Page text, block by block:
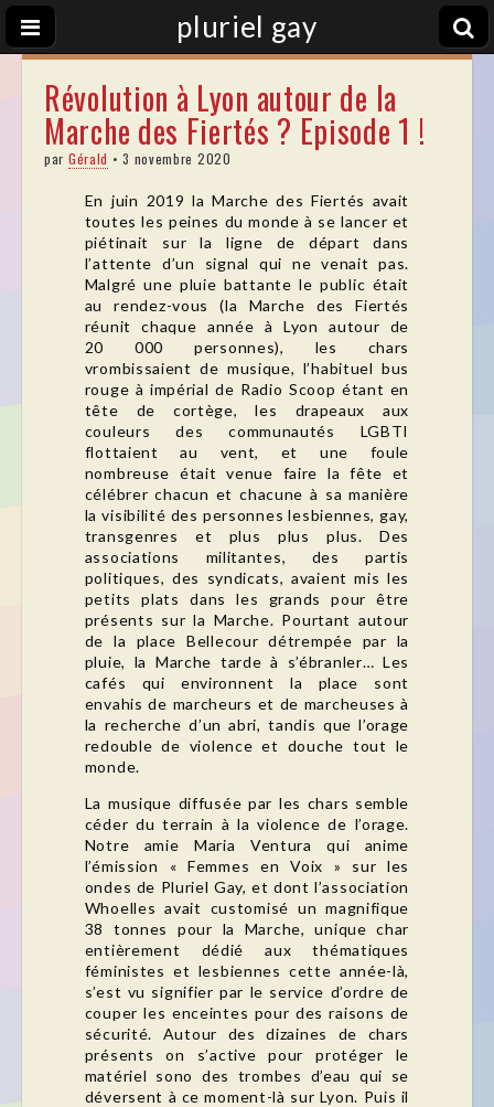
pluriel gay
Révolution à Lyon autour de la
Marche des Fiertés ? Episode 1 !
par Gérald •3 novembre 2020
En juin 2019 la Marche des Fiertés avait
toutes les peines du monde à se lancer et
piétinait sur la ligne de départ dans
l’attente d’un signal qui ne venait pas.
Malgré une pluie battante le public était
au rendez-vous (la Marche des Fiertés
réunit chaque année à Lyon autour de
20 000 personnes), les chars
vrombissaient de musique, l’habituel bus
rouge à impérial de Radio Scoop étant en
tête de cortège, les drapeaux aux
couleurs des communautés LGBTI
flottaient au vent, et une foule
nombreuse était venue faire la fête et
célébrer chacun et chacune à sa manière
la visibilité des personnes lesbiennes, gay,
transgenres et plus plus plus. Des
associations militantes, des partis
politiques, des syndicats, avaient mis les
petits plats dans les grands pour être
présents sur la Marche. Pourtant autour
de la place Bellecour détrempée par la
pluie, la Marche tarde à s’ébranler… Les
cafés qui environnent la place sont
envahis de marcheurs et de marcheuses à
la recherche d’un abri, tandis que l’orage
redouble de violence et douche tout le
monde.
La musique diffusée par les chars semble
céder du terrain à la violence de l’orage.
Notre amie Maria Ventura qui anime
l’émission « Femmes en Voix » sur les
ondes de Pluriel Gay, et dont l’association
Whoelles avait customisé un magnifique
38 tonnes pour la Marche, unique char
entièrement dédié aux thématiques
féministes et lesbiennes cette année-là,
s’est vu signifier par le service d’ordre de
couper les enceintes pour des raisons de
sécurité. Autour des dizaines de chars
présents on s’active pour protéger le
matériel sono des trombes d’eau qui se
déversent à ce moment-là sur Lyon. Puis il